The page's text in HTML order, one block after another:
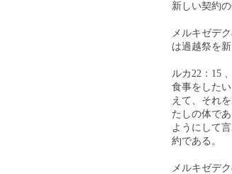
新しい契約
メルキゼデ
は過越祭を
ルカ22：15
食事をした
えて、それ
たしの体で
ようにして
約である。
メルキゼデ